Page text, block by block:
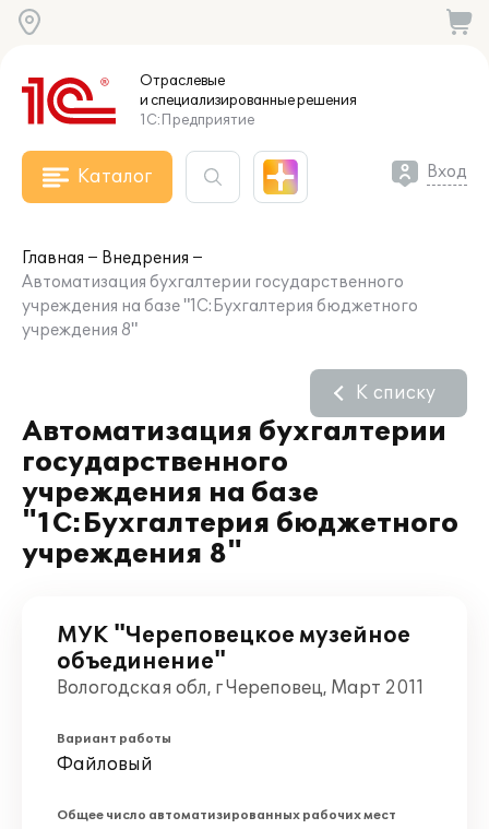
Отраслевые
и специализированныерешения
1С:Предприятие
Каталог Вход
Главная
Внедрения
Автоматизация бухгалтерии государственного
учреждения на базе "1С:Бухгалтерия бюджетного
учреждения 8"
Автоматизация бухгалтерии
государственного
учреждения на базе
"1С:Бухгалтерия бюджетного
учреждения 8"
К списку
МУК "Череповецкое музейное
объединение"
Вологодская обл, г Череповец, Март 2011
Вариант работы
Файловый
Общее число автоматизированных рабочих мест